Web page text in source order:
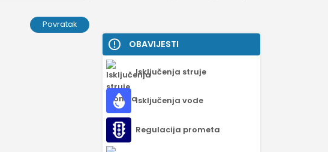
Povratak
OBAVIJESTI
Isključenja struje
Isključenja vode
Regulacija prometa